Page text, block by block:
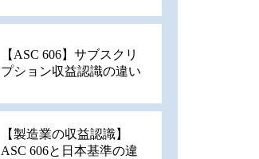
【ASC 606】サブスクリ
プション収益認識の違い
【製造業の収益認識】
ASC 606と日本基準の違